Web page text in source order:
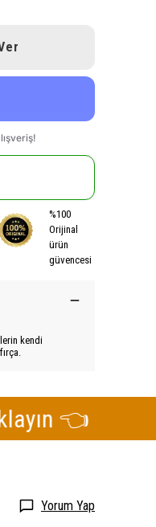
%100
Orijinal
ürün
güvencesi
kendi
👈
Yorum Yap